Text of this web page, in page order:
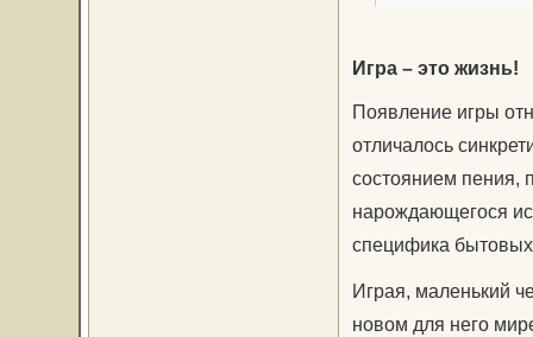
Игра – это жизнь!
Появление игры
отличалось
состоянием пения,
нарождающегося
специфика бытовых
Играя, маленький
новом для него